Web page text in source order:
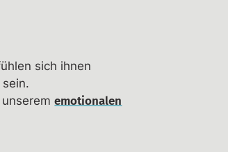
sich ihnen
unserememotionalen